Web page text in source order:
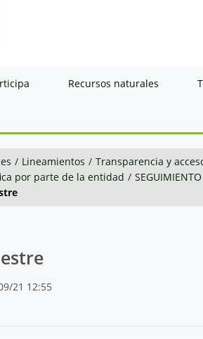
Recursos naturales
/ Lineamientos / Transparencia y
por parte de la entidad /
21 12:55